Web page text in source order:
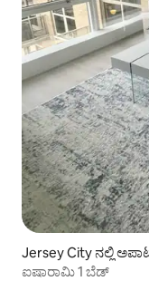
Jersey City ನಲ್ಲಿ
ಐಷಾರಾಮಿ 1 ಬೆಡ್